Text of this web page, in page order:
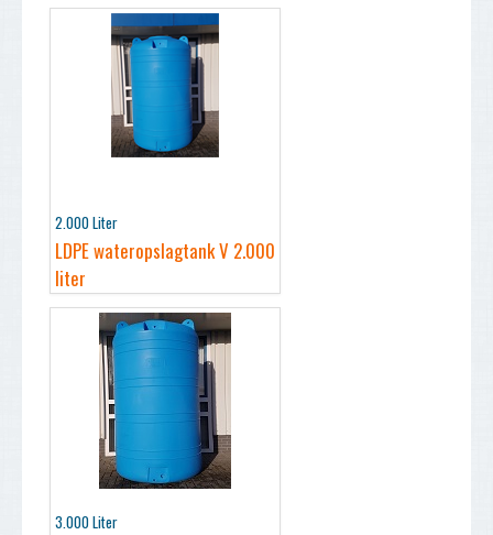
2.000 Liter
LDPE wateropslagtank V 2.000
liter
3.000 Liter